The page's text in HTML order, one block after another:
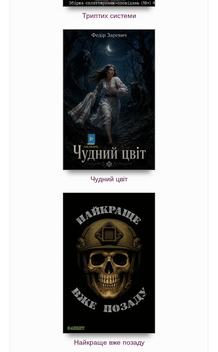
44 Що таке зодіак.mp3
45 Астрономія й астрологія.mp3
46 Уперед до зірок.mp3
Триптих системи
Чудний цвіт
Найкраще вже позаду